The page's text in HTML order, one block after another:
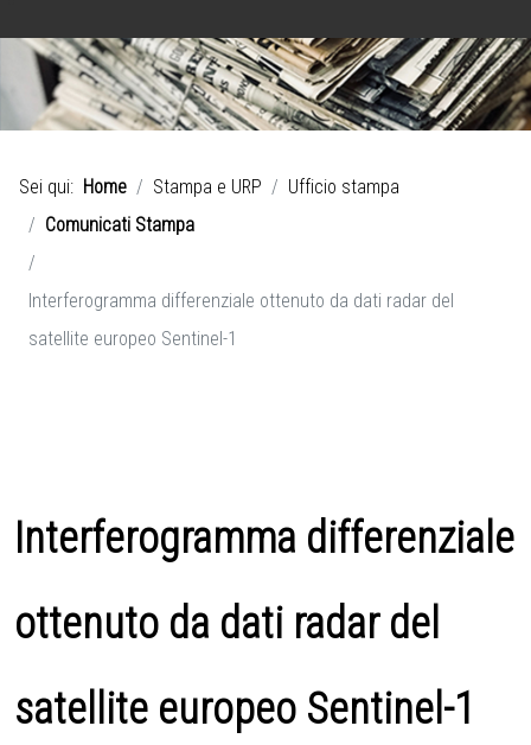
Sei qui: Home Stampa e URP
Ufficio stampa
Comunicati Stampa
Interferogramma differenziale ottenuto da dati radar del
satellite europeo Sentinel-1
Interferogramma differenziale
ottenuto da dati radar del
satellite europeo Sentinel-1